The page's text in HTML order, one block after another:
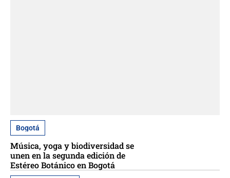
Bogotá
Música, yoga y biodiversidad se
unen en la segunda edición de
Estéreo Botánico en Bogotá